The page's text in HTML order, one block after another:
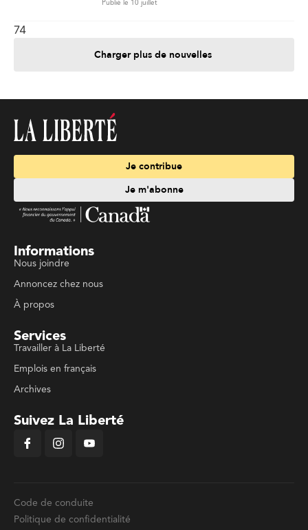
Publié le 10 juillet
74
Charger plus de nouvelles
Je contribue
Je m'abonne
Informations
Nous joindre
Annoncez chez nous
À propos
Services
Travailler à La Liberté
Emplois en français
Archives
Suivez La Liberté
Code de conduite
Politique de confidentialité